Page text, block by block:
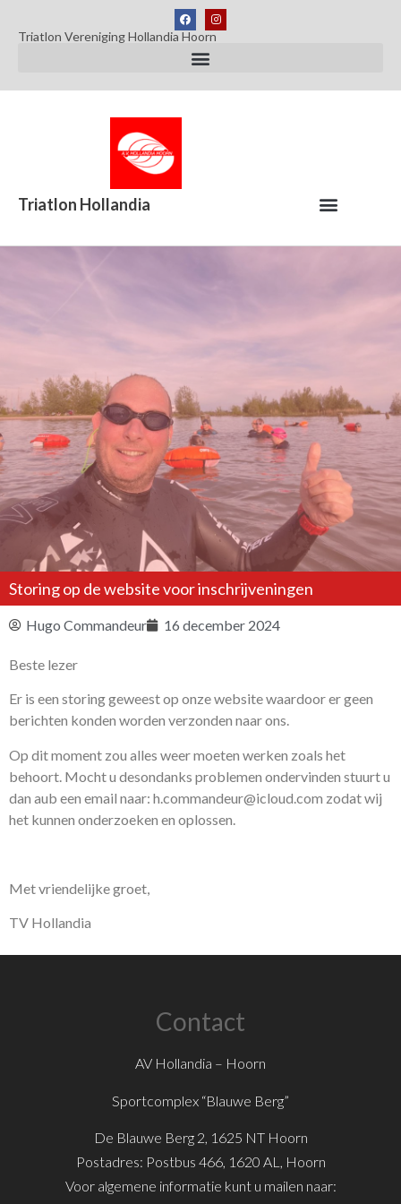
Triatlon Vereniging Hollandia Hoorn
Triatlon Hollandia
Storing op de website voor inschrijveningen
Hugo Commandeur 16 december 2024
Beste lezer
Er is een storing geweest op onze website waardoor er geen
berichten konden worden verzonden naar ons.
Op dit moment zou alles weer moeten werken zoals het
behoort. Mocht u desondanks problemen ondervinden stuurt u
dan aub een email naar: h.commandeur@icloud.com zodat wij
het kunnen onderzoeken en oplossen.
Met vriendelijke groet,
TV Hollandia
Contact
AV Hollandia – Hoorn
Sportcomplex “Blauwe Berg”
De Blauwe Berg 2, 1625 NT Hoorn
Postadres: Postbus 466, 1620 AL, Hoorn
Voor algemene informatie kunt u mailen naar: